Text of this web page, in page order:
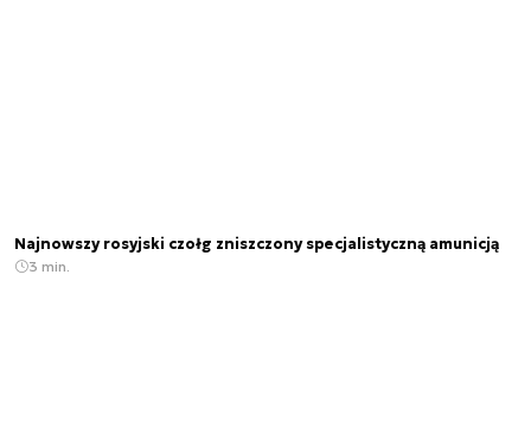
Najnowszy rosyjski czołg zniszczony specjalistyczną amunicją
3 min.